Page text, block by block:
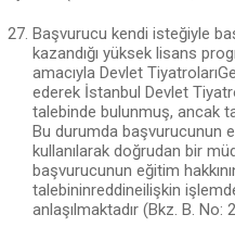
Başvurucu kendi isteğiyle
kazandığı yüksek lisans
amacıyla Devlet
ederek İstanbul Devlet
talebinde bulunmuş, ancak
Bu durumda başvurucunun
kullanılarak doğrudan bir
başvurucunun eğitim
talebininreddineilişkin
anlaşılmaktadır (Bkz. B.